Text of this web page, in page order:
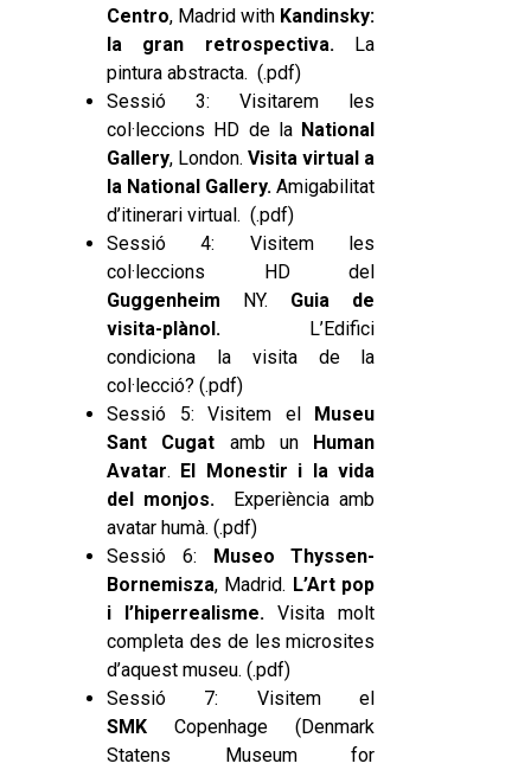
Centro, Madrid with Kandinsky:
la gran retrospectiva. La
pintura abstracta. (.pdf)
Sessió 3: Visitarem les
col·leccions HD de la National
Gallery, London.Visita virtual a
la National Gallery.Amigabilitat
d’itinerari virtual. (.pdf)
Sessió 4: Visitem les
col·leccions HD del
Guggenheim NY. Guia de
visita-plànol. L’Edifici
condiciona la visita de la
col·lecció? (.pdf)
Sessió 5: Visitem el Museu
Sant Cugat amb un Human
Avatar. El Monestir i la vida
del monjos. Experiència amb
avatar humà. (.pdf)
Sessió 6: Museo Thyssen-
Bornemisza, Madrid. L’Art pop
i l’hiperrealisme.Visita molt
completa des de les microsites
d’aquest museu. (.pdf)
Sessió 7: Visitem el
SMK Copenhage (Denmark
Statens Museum for